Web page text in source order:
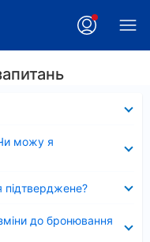
можу я
підтверджене?
до бронювання